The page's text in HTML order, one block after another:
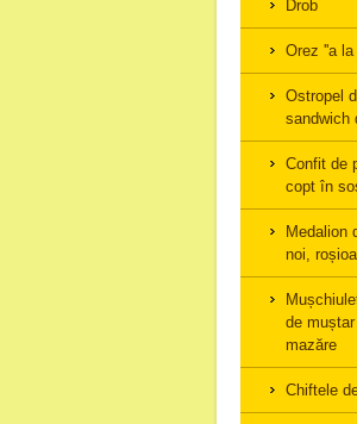
Drob
Orez ''a
Ostropel
sandwich
Confit de
copt în
Medalion
noi,
de
mazăre
Chiftele